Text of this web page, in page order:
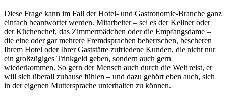
Diese Frage kann im Fall der Hotel- und Gastronomie-Branche ganz
einfach beantwortet werden. Mitarbeiter – sei es der Kellner oder
der Küchenchef, das Zimmermädchen oder die Empfangsdame –
die eine oder gar mehrere Fremdsprachen beherrschen, bescheren
Ihrem Hotel oder Ihrer Gaststätte zufriedene Kunden, die nicht nur
ein großzügiges Trinkgeld geben, sondern auch gern
wiederkommen. So gern der Mensch auch durch die Welt reist, er
will sich überall zuhause fühlen – und dazu gehört eben auch, sich
in der eigenen Muttersprache unterhalten zu können.